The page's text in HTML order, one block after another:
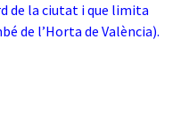
de la ciutat i que limita
de l’Horta de València).